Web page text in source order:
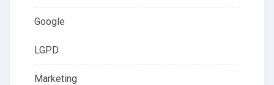
Google
LGPD
Marketing